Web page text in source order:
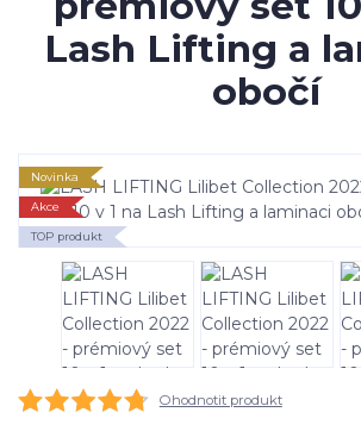
Lash Lifting a
obočí
Novinka
Akce
TOP produkt
Ohodnotit produkt